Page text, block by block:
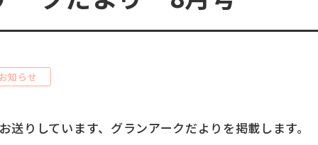
知らせ
送りしています、グランアークだよりを掲載します。